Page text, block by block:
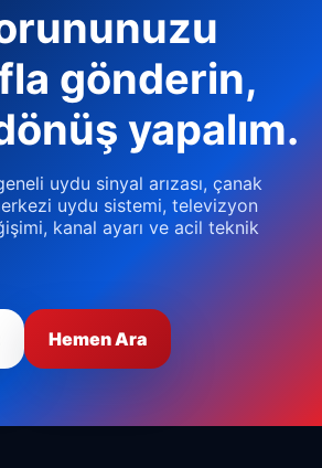
gönderin,
yapalım.
uydu sinyal arızası, çanak
uydu sistemi, televizyon
kanal ayarı ve acil teknik
Hemen Ara